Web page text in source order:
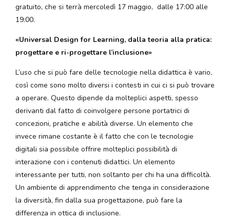
gratuito, che si terrà mercoledì 17 maggio, dalle 17:00 alle
19:00.
«Universal Design for Learning, dalla teoria alla pratica:
progettare e ri-progettare l’inclusione»
L’uso che si può fare delle tecnologie nella didattica è vario,
così come sono molto diversi i contesti in cui ci si può trovare
a operare. Questo dipende da molteplici aspetti, spesso
derivanti dal fatto di coinvolgere persone portatrici di
concezioni, pratiche e abilità diverse. Un elemento che
invece rimane costante è il fatto che con le tecnologie
digitali sia possibile offrire molteplici possibilità di
interazione con i contenuti didattici. Un elemento
interessante per tutti, non soltanto per chi ha una difficoltà.
Un ambiente di apprendimento che tenga in considerazione
la diversità, fin dalla sua progettazione, può fare la
differenza in ottica di inclusione.